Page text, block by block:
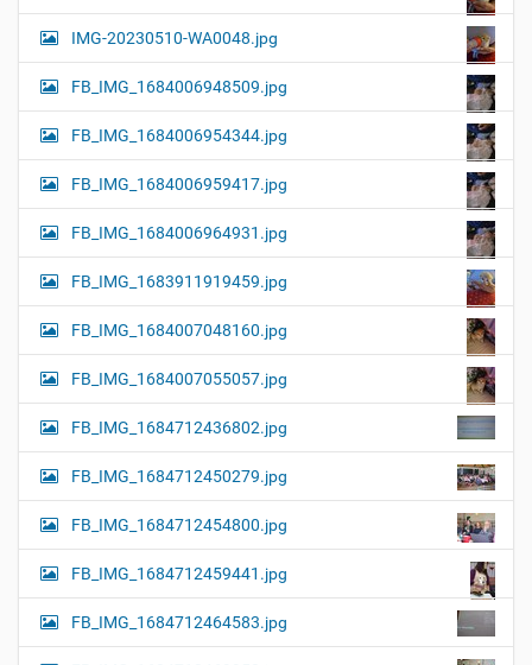
IMG-20230510-WA0048.jpg
FB_IMG_1684006948509.jpg
FB_IMG_1684006954344.jpg
FB_IMG_1684006959417.jpg
FB_IMG_1684006964931.jpg
FB_IMG_1683911919459.jpg
FB_IMG_1684007048160.jpg
FB_IMG_1684007055057.jpg
FB_IMG_1684712436802.jpg
FB_IMG_1684712450279.jpg
FB_IMG_1684712454800.jpg
FB_IMG_1684712459441.jpg
FB_IMG_1684712464583.jpg